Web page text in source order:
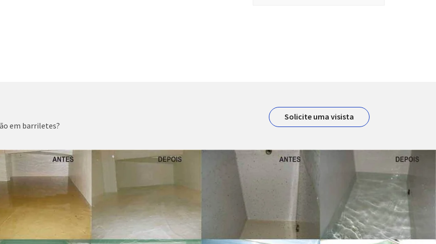
em barriletes?
Solicite uma visista